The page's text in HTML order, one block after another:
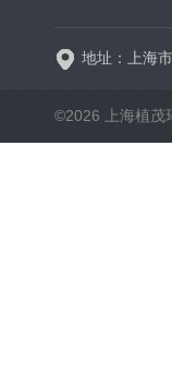
地址：上海
©2026 上海植茂